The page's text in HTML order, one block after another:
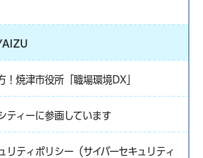
！焼津市役所「職場環境DX」
ティーに参画しています
リティポリシー（サイバーセキュリティ